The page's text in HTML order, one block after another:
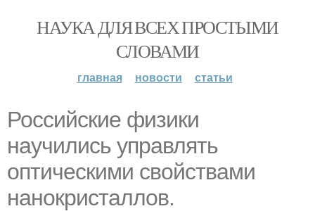
НАУКА ДЛЯ ВСЕХ ПРОСТЫМИ
СЛОВАМИ
главная новости статьи
Российские физики
научились управлять
оптическими свойствами
нанокристаллов.